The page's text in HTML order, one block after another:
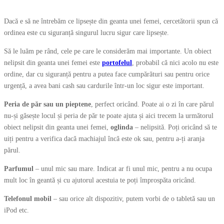
Dacă e să ne întrebăm ce lipsește din geanta unei femei, cercetătorii spun că
ordinea este cu siguranță singurul lucru sigur care lipsește.
Să le luăm pe rând, cele pe care le considerăm mai importante. Un obiect
nelipsit din geanta unei femei este portofelul , probabil că nici acolo nu este
ordine, dar cu siguranță pentru a putea face cumpărături sau pentru orice
urgență, a avea bani cash sau cardurile într-un loc sigur este important.
Peria de păr sau un pieptene , perfect oricând. Poate ai o zi în care părul
nu-și găsește locul și peria de păr te poate ajuta și aici trecem la următorul
obiect nelipsit din geanta unei femei, oglinda – nelipsită. Poți oricând să te
uiți pentru a verifica dacă machiajul încă este ok sau, pentru a-ți aranja
părul.
Parfumul – unul mic sau mare. Indicat ar fi unul mic, pentru a nu ocupa
mult loc în geantă și cu ajutorul acestuia te poți împrospăta oricând.
Telefonul mobil – sau orice alt dispozitiv, putem vorbi de o tabletă sau un
iPod etc.